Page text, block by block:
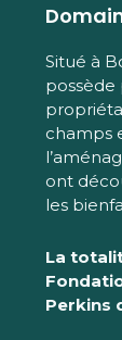
Situé à
possède
champs
ont
les
La
Perkins